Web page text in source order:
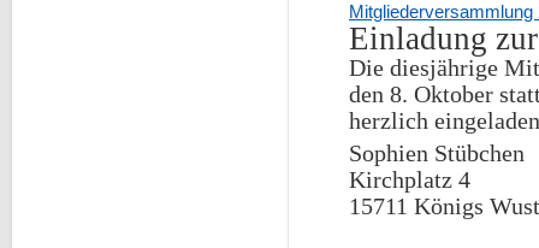
Mitgliederversammlung
Einladung
Die diesjährige
den 8. Oktober
herzlich
Sophien Stübchen
Kirchplatz 4
15711 Königs